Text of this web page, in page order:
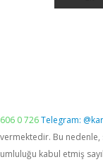
0 726Telegram:
vermektedir. Bu
kabul etmiş